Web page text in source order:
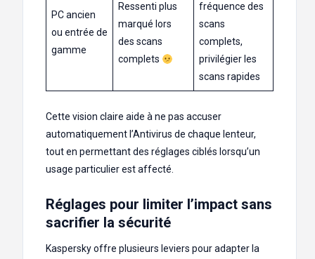
PC ancien
ou entrée de
gamme
Ressenti plus
marqué lors
des scans
complets
fréquence des
scans
complets,
privilégier les
scans rapides
Cette vision claire aide à ne pas accuser
automatiquement l’Antivirus de chaque lenteur,
tout en permettant des réglages ciblés lorsqu’un
usage particulier est affecté.
Réglages pour limiter l’impact sans
sacrifier la sécurité
Kaspersky offre plusieurs leviers pour adapter la